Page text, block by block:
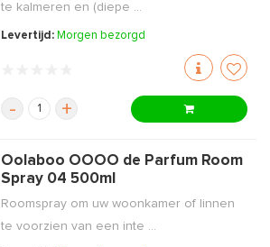
te kalmeren en (diepe ...
Levertijd: Morgen bezorgd
- +
Oolaboo OOOO de Parfum Room
Spray 04 500ml
Roomspray om uw woonkamer of linnen
te voorzien van een inte ...